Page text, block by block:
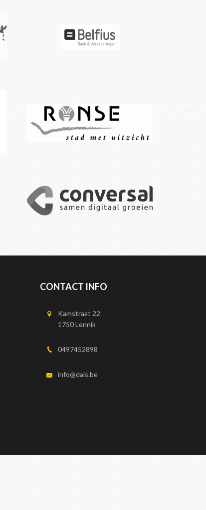
CONTACT INFO
Kamstraat 22
1750 Lennik
0497452898
info@dais.be